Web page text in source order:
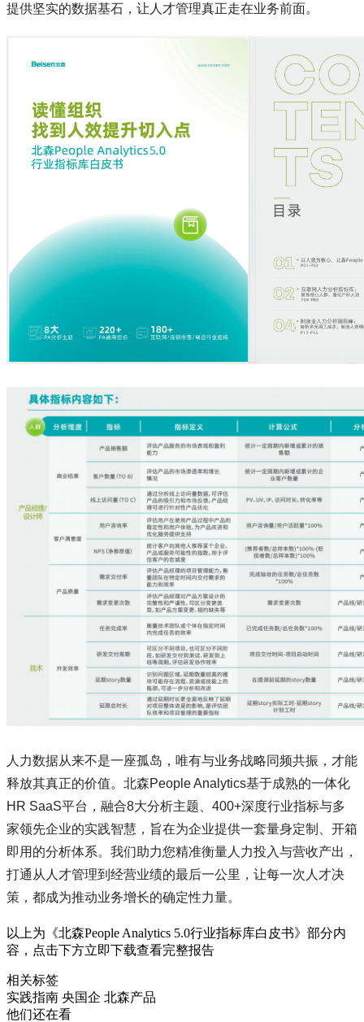
提供坚实的数据基石，让人才管理真正走在业务前面。
人力数据从来不是一座孤岛，唯有与业务战略同频共振，才能
释放其真正的价值。北森People Analytics基于成熟的一体化
HR SaaS平台，融合8大分析主题、400+深度行业指标与多
家领先企业的实践智慧，旨在为企业提供一套量身定制、开箱
即用的分析体系。我们助力您精准衡量人力投入与营收产出，
打通从人才管理到经营业绩的最后一公里，让每一次人才决
策，都成为推动业务增长的确定性力量。
以上为《北森People Analytics 5.0行业指标库白皮书》部分内
容，点击下方立即下载查看完整报告
相关标签
实践指南 央国企 北森产品
他们还在看